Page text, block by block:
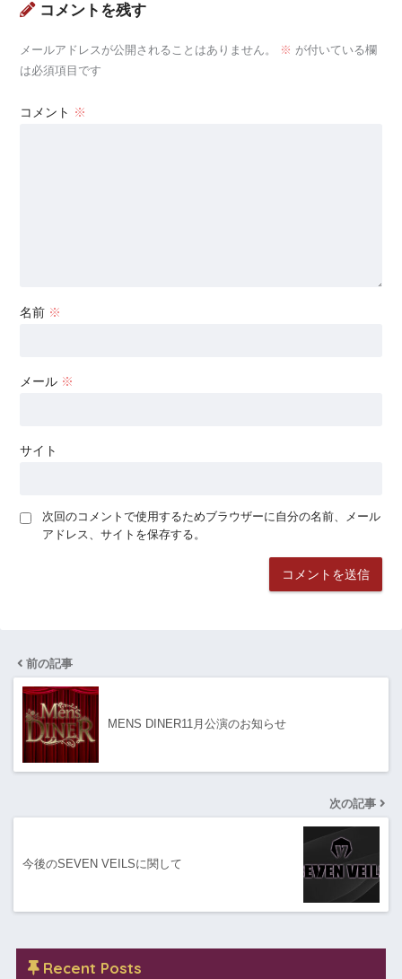
コメントを残す
メールアドレスが公開されることはありません。 ※ が付いている欄
は必須項目です
コメント ※
名前 ※
メール ※
サイト
次回のコメントで使用するためブラウザーに自分の名前、メール
アドレス、サイトを保存する。
前の記事
MENS DINER11月公演のお知らせ
次の記事
今後のSEVEN VEILSに関して
Recent Posts